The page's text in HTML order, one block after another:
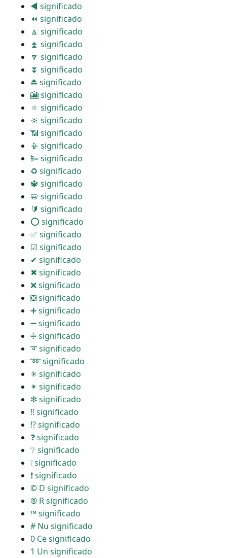
◀ significado
⏪ significado
🔼 significado
⏫ significado
🔽 significado
⏬ significado
⏏ significado
🎦 significado
🔅 significado
🔆 significado
📶 significado
📳 significado
📴 significado
♻ significado
🔱 significado
📛 significado
🔰 significado
⭕ significado
✅ significado
☑ significado
✔ significado
✖ significado
❌ significado
❎ significado
➕ significado
➖ significado
➗ significado
➰ significado
➿ significado
✳ significado
✴ significado
❇ significado
‼ significado
⁉ significado
❓ significado
❔ significado
❕ significado
❗ significado
© D significado
® R significado
™ significado
# Nu significado
0 Ce significado
1 Un significado